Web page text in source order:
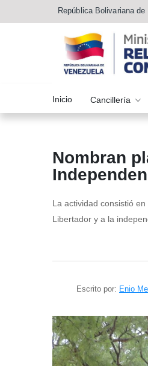
República Bolivariana
Inicio Cancillería
Nombran
La actividad consistió
Libertador y a la
Escrito por: Enio